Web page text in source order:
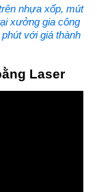
nhựa xốp, mút
xưởng gia công
với giá thành
Laser